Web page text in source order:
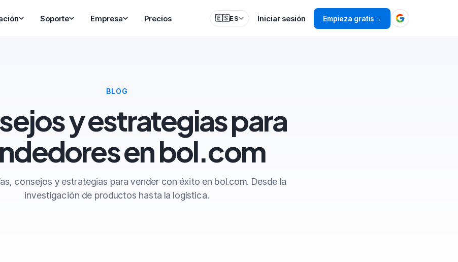
Soporte Empresa Precios 🇪🇸ES Iniciar sesión Empieza gratis→
BLOG
y estrategias para
en bol.com
consejos y estrategias para vender con éxito en bol.com. Desde la
investigación de productos hasta la logística.